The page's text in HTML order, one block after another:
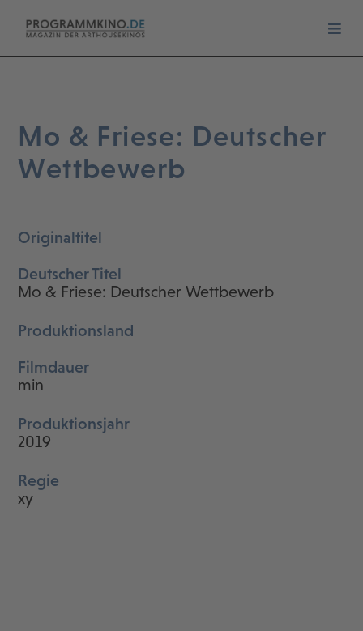
Mo & Friese: Deutscher
Wettbewerb
Originaltitel
Deutscher Titel
Mo & Friese: Deutscher Wettbewerb
Produktionsland
Filmdauer
min
Produktionsjahr
2019
Regie
xy